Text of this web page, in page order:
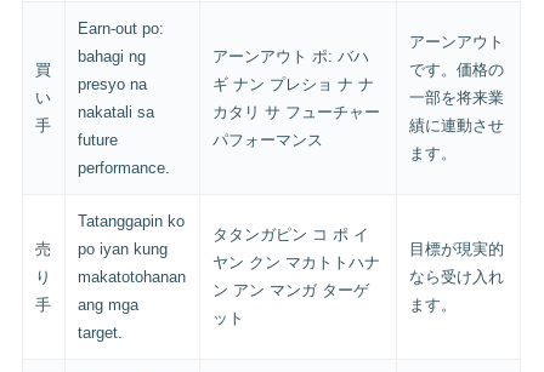
買
い
手
Earn-out po:
bahagi ng
presyo na
nakatali sa
future
performance.
アーンアウト ポ: バハ
ギ ナン プレショ ナ ナ
カタリ サ フューチャー
パフォーマンス
アーンアウト
です。価格の
一部を将来業
績に連動させ
ます。
売
り
手
Tatanggapin ko
po iyan kung
makatotohanan
ang mga
target.
タタンガピン コ ポ イ
ヤン クン マカトトハナ
ン アン マンガ ターゲ
ット
目標が現実的
なら受け入れ
ます。